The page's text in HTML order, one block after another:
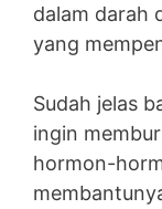
dalam darah
yang
Sudah jelas
ingin
hormon-